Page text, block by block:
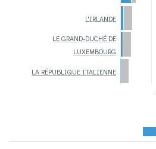
L'IRLANDE
LE GRAND-DUCHÉ DE
LUXEMBOURG
LA RÉPUBLIQUE ITALIENNE